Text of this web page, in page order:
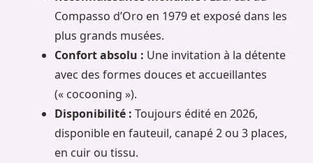
Compasso d’Oro en 1979 et exposé dans les
plus grands musées.
Confort absolu : Une invitation à la détente
avec des formes douces et accueillantes
(« cocooning »).
Disponibilité : Toujours édité en 2026,
disponible en fauteuil, canapé 2 ou 3 places,
en cuir ou tissu.